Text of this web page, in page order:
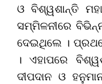
ଓ ବିଶ୍ୱଶାନ୍ତି
ସମ୍ମିଳନୀରେ
ଦେଇଥିଲେ ।
। ଏହାପରେ
ଦୀପଦାନ ଓ